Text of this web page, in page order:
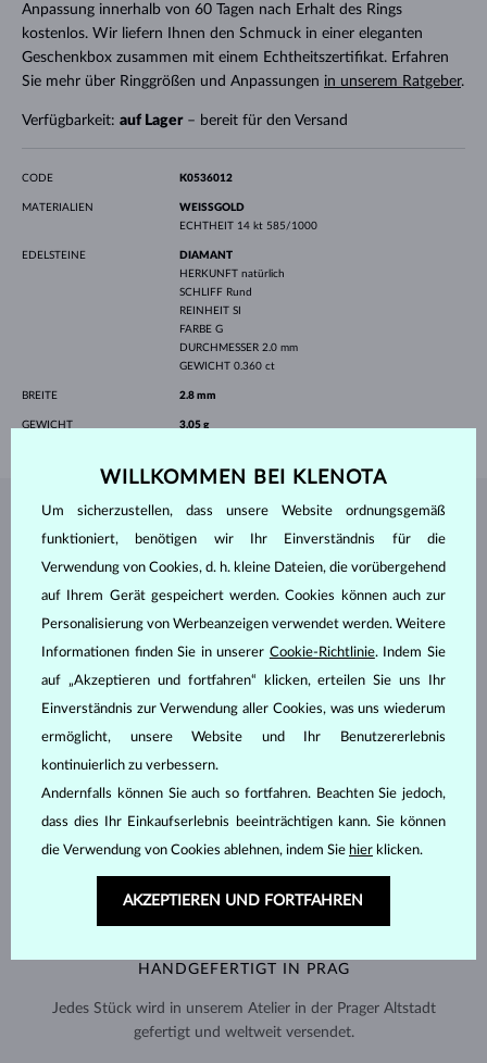
Anpassung innerhalb von 60 Tagen nach Erhalt des Rings
kostenlos. Wir liefern Ihnen den Schmuck in einer eleganten
Geschenkbox zusammen mit einem Echtheitszertifikat. Erfahren
Sie mehr über Ringgrößen und Anpassungen in unserem Ratgeber.
Verfügbarkeit: auf Lager– bereit für den Versand
CODE K0536012
MATERIALIEN
WEISSGOLD
ECHTHEIT 14 kt 585/1000
EDELSTEINE
DIAMANT
HERKUNFT natürlich
SCHLIFF Rund
REINHEIT SI
FARBE G
DURCHMESSER 2.0 mm
GEWICHT 0.360 ct
BREITE 2.8 mm
GEWICHT 3.05 g
KLENOTA ATELIER
HANDGEFERTIGT IN PRAG
Jedes Stück wird in unserem Atelier in der Prager Altstadt
gefertigt und weltweit versendet.
WILLKOMMEN BEI KLENOTA
Um sicherzustellen, dass unsere Website ordnungsgemäß
funktioniert, benötigen wir Ihr Einverständnis für die
Verwendung von Cookies, d. h. kleine Dateien, die vorübergehend
auf Ihrem Gerät gespeichert werden. Cookies können auch zur
Personalisierung von Werbeanzeigen verwendet werden. Weitere
Informationen finden Sie in unserer Cookie-Richtlinie. Indem Sie
auf „Akzeptieren und fortfahren“ klicken, erteilen Sie uns Ihr
Einverständnis zur Verwendung aller Cookies, was uns wiederum
ermöglicht, unsere Website und Ihr Benutzererlebnis
kontinuierlich zu verbessern.
Andernfalls können Sie auch so fortfahren. Beachten Sie jedoch,
dass dies Ihr Einkaufserlebnis beeinträchtigen kann. Sie können
die Verwendung von Cookies ablehnen, indem Sie hier klicken.
AKZEPTIEREN UND FORTFAHREN